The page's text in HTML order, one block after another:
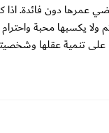
دون فائدة. اذا
يكسبها محبة واحترام
على تنمية عقلها